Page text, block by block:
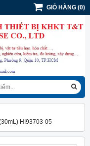
GIỎ HÀNG (0)
HI93703-05